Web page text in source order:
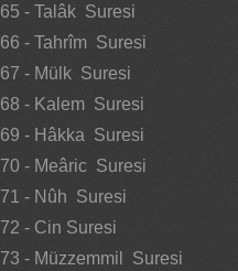
65 - Talâk Suresi
66 - Tahrîm Suresi
67 - Mülk Suresi
68 - Kalem Suresi
69 - Hâkka Suresi
70 - Meâric Suresi
71 - Nûh Suresi
72 - Cin Suresi
73 - Müzzemmil Suresi